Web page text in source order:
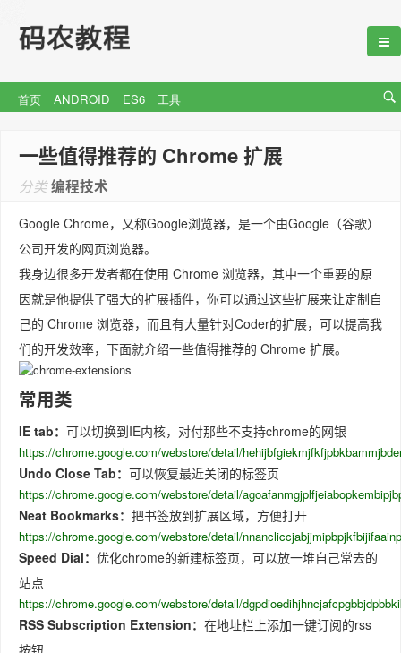
首页 ANDROID ES6 工具
一些值得推荐的 Chrome 扩展
分类编程技术
Google Chrome，又称Google浏览器，是一个由Google（谷歌）
公司开发的网页浏览器。
我身边很多开发者都在使用 Chrome 浏览器，其中一个重要的原
因就是他提供了强大的扩展插件，你可以通过这些扩展来让定制自
己的 Chrome 浏览器，而且有大量针对Coder的扩展，可以提高我
们的开发效率，下面就介绍一些值得推荐的 Chrome 扩展。
常用类
IE tab： 可以切换到IE内核，对付那些不支持chrome的网银
https://chrome.google.com/webstore/detail/
Undo Close Tab： 可以恢复最近关闭的标签页
https://chrome.google.com/webstore/detail/
Neat Bookmarks： 把书签放到扩展区域，方便打开
https://chrome.google.com/webstore/detail/nnancliccjabjjmipbpjkfbijifaainp
Speed Dial： 优化chrome的新建标签页，可以放一堆自己常去的
站点
https://chrome.google.com/webstore/detail/
RSS Subscription Extension： 在地址栏上添加一键订阅的rss
按钮